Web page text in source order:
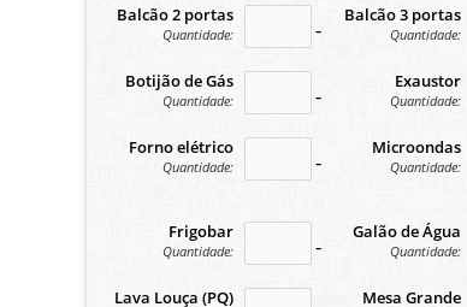
Balcão 2 portas
Quantidade: no-icon
Balcão 3 portas
Quantidade:
Botijão de Gás
Quantidade: no-icon
Exaustor
Quantidade:
Forno elétrico
Quantidade: no-icon
Microondas
Quantidade:
Frigobar
Quantidade: no-icon
Galão de Água
Quantidade:
Lava Louça (PQ) Mesa Grande